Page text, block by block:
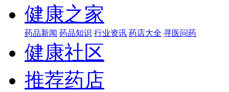
健康之家
药品新闻 药品知识 行业资讯 药店大全 寻医问药
健康社区
推荐药店